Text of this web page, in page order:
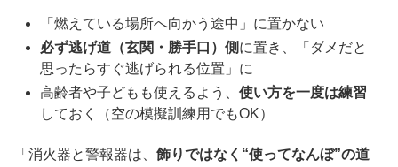
「燃えている場所へ向かう途中」に置かない
必ず逃げ道（玄関・勝手口）側 に置き、「ダメだと
思ったらすぐ逃げられる位置」に
高齢者や子どもも使えるよう、使い方を一度は練習
しておく（空の模擬訓練用でもOK）
「消火器と警報器は、 飾りではなく“使ってなんぼ”の道